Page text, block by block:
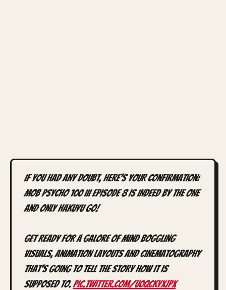
If you had any doubt, here's your confirmation:
MOB PSYCHO 100 III EPISODE 8 IS INDEED BY THE ONE
AND ONLY HAKUYU GO!
Get ready for a galore of mind boggling
visuals, animation layouts and cinematography
that's going to tell the story how it is
supposed to.pic.twitter.com/u0qckyxJPx